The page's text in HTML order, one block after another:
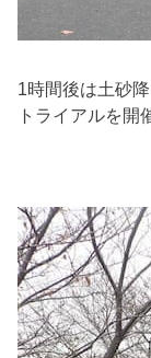
1時間後は土砂
トライアルを開